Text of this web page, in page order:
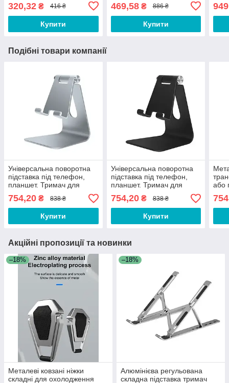
JK11C
320,32 ₴ 416 ₴
Купити
Маска для тренувань
CV543Q
469,58₴ 886 ₴
Купити
Подібні товари компанії
Універсальна поворотна
підставка під телефон,
планшет. Тримач для
телефону планшета
HJ02F Сріблястий
754,20 ₴ 838 ₴
Купити
Універсальна поворотна
підставка під телефон,
планшет. Тримач для
телефону планшета
HJ02F Чорна
754,20₴ 838 ₴
Купити
або
Акційні пропозиції та новинки
–18%
Металеві ковзані ніжки
складні для охолодження
–18%
Алюмінієва регульована
складна підставка тримач